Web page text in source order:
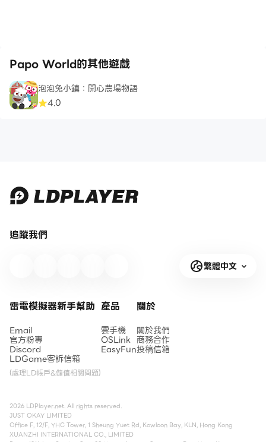
Papo World的其他遊戲
泡泡兔小鎮：開心農場物語
4.0
追蹤我們
繁體中文
雷電模擬器新手幫助
Email
官方粉專
Discord
LDGame客訴信箱
(處理LD帳戶&儲值相關問題)
產品
雲手機
OSLink
EasyFun
關於
關於我們
商務合作
投稿信箱
2026 LDPlayer.net. All rights reserved.
JUST OKAY LIMITED
Office F, 12/F, YHC Tower, 1 Sheung Yuet Rd, Kowloon Bay, KLN, Hong Kong
XUANZHI INTERNATIONAL CO., LIMITED